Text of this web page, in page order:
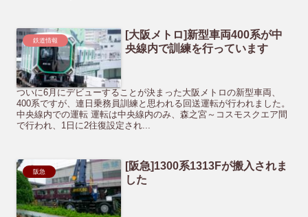
鉄道情報
[大阪メトロ]新型車両400系が中
央線内で訓練を行っています
ついに6月にデビューすることが決まった大阪メトロの新型車両、
400系ですが、連日乗務員訓練と思われる回送運転が行われました。
中央線内での運転 運転は中央線内のみ、森之宮～コスモスクエア間
で行われ、1日に2往復設定され...
阪急
[阪急]1300系1313Fが搬入されま
した